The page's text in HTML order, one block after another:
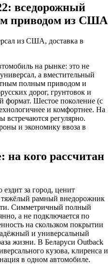
вседорожный
приводом из США
на рынке: это не
а вместительный
полным приводом и
дорог, грунтовок и
формат. Шестое поколение (с
и комфортнее. На
регулярно.
и экономику ввоза в
на кого рассчитан
за город, ценит
тяжёлый рамный внедорожник
Симметричный полный
а не подключается по
на скользком покрытии
и универсальный
жизни. В Беларуси Outback
кузова, клиренса и
в одном автомобиле.